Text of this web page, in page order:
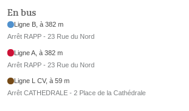
En bus
Ligne B, à 382 m
Arrêt RAPP - 23 Rue du Nord
Ligne A, à 382 m
Arrêt RAPP - 23 Rue du Nord
Ligne L CV, à 59 m
Arrêt CATHEDRALE - 2 Place de la Cathédrale